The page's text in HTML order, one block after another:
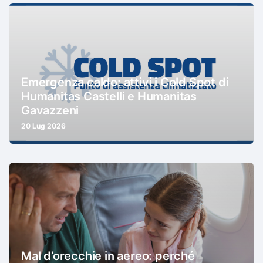
Emergenza caldo: attivi i Cold Spot di
Humanitas Castelli e Humanitas
Gavazzeni
20 Lug 2026
Mal d’orecchie in aereo: perché